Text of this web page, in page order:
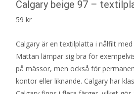
Calgary beige 97 –
59 kr
Calgary är en textilplatta i nålfilt
Mattan lämpar sig bra för
på mässor, men också för
kontor eller liknande. Calgary har